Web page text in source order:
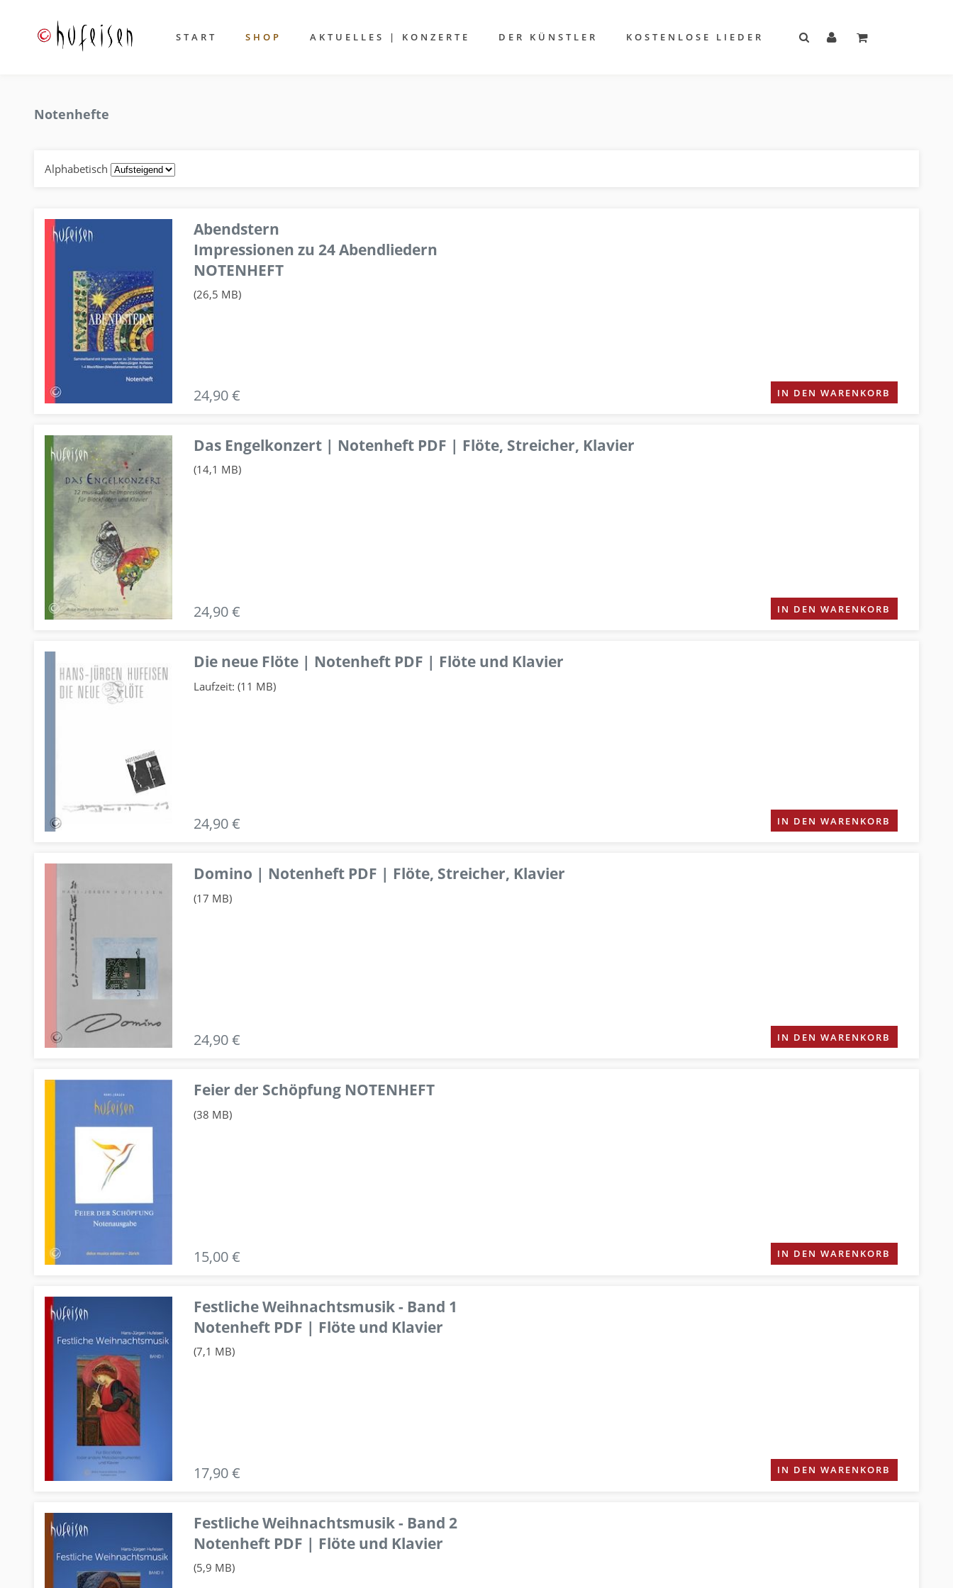
START SHOP AKTUELLES | KONZERTE DER KÜNSTLER KOSTENLOSE LIEDER
Notenhefte
Alphabetisch
Abendstern
Impressionen zu 24 Abendliedern
NOTENHEFT
(26,5 MB)
24,90 € IN DEN WARENKORB
Das Engelkonzert | Notenheft PDF | Flöte, Streicher, Klavier
(14,1 MB)
24,90 € IN DEN WARENKORB
Die neue Flöte | Notenheft PDF | Flöte und Klavier
Laufzeit: (11 MB)
24,90 € IN DEN WARENKORB
Domino | Notenheft PDF | Flöte, Streicher, Klavier
(17 MB)
24,90 € IN DEN WARENKORB
Feier der Schöpfung NOTENHEFT
(38 MB)
15,00 € IN DEN WARENKORB
Festliche Weihnachtsmusik - Band 1
Notenheft PDF | Flöte und Klavier
(7,1 MB)
17,90 € IN DEN WARENKORB
Festliche Weihnachtsmusik - Band 2
Notenheft PDF | Flöte und Klavier
(5,9 MB)